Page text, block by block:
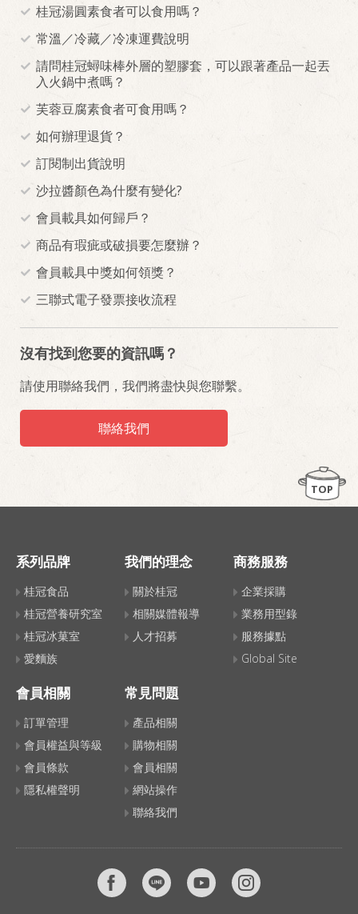
桂冠湯圓素食者可以食用嗎？
常溫／冷藏／冷凍運費說明
請問桂冠蟳味棒外層的塑膠套，可以跟著產品一起丟
入火鍋中煮嗎？
芙蓉豆腐素食者可食用嗎？
如何辦理退貨？
訂閱制出貨說明
沙拉醬顏色為什麼有變化?
會員載具如何歸戶？
商品有瑕疵或破損要怎麼辦？
會員載具中獎如何領獎？
三聯式電子發票接收流程
沒有找到您要的資訊嗎？
請使用聯絡我們，我們將盡快與您聯繫。
聯絡我們
TOP
系列品牌
桂冠食品
桂冠營養研究室
桂冠冰菓室
愛麵族
我們的理念
關於桂冠
相關媒體報導
人才招募
商務服務
企業採購
業務用型錄
服務據點
Global Site
會員相關
訂單管理
會員權益與等級
會員條款
隱私權聲明
常見問題
產品相關
購物相關
會員相關
網站操作
聯絡我們